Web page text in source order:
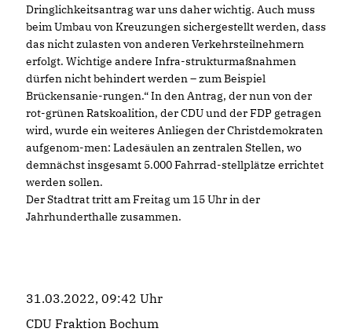
Dringlichkeitsantrag war uns daher wichtig. Auch muss
beim Umbau von Kreuzungen sichergestellt werden, dass
das nicht zulasten von anderen Verkehrsteilnehmern
erfolgt. Wichtige andere Infra-strukturmaßnahmen
dürfen nicht behindert werden – zum Beispiel
Brückensanie-rungen.“ In den Antrag, der nun von der
rot-grünen Ratskoalition, der CDU und der FDP getragen
wird, wurde ein weiteres Anliegen der Christdemokraten
aufgenom-men: Ladesäulen an zentralen Stellen, wo
demnächst insgesamt 5.000 Fahrrad-stellplätze errichtet
werden sollen.
Der Stadtrat tritt am Freitag um 15 Uhr in der
Jahrhunderthalle zusammen.
31.03.2022, 09:42 Uhr
CDU Fraktion Bochum